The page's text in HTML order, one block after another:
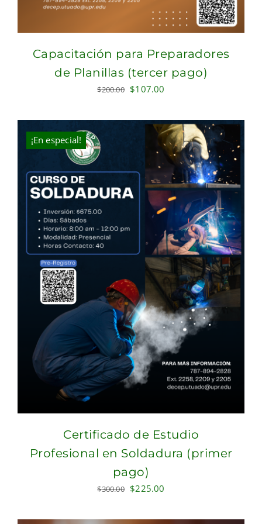
Capacitación para Preparadores
de Planillas (tercer pago)
$200.00 Original
was:
$200.00.
$107.00
is:
$107.00.
¡En especial!
Certificado de Estudio
Profesional en Soldadura (primer
pago)
$300.00 Original
was:
$225.00
is: